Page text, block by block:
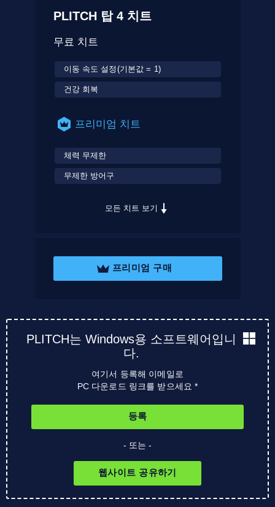
PLITCH 탑 4 치트
무료 치트
이동 속도 설정(기본값 = 1)
건강 회복
프리미엄 치트
체력 무제한
무제한 방어구
모든 치트 보기
프리미엄 구매
PLITCH는 Windows용 소프트웨어입니
다.
여기서 등록해 이메일로
PC 다운로드 링크를 받으세요 *
등록
- 또는 -
웹사이트 공유하기